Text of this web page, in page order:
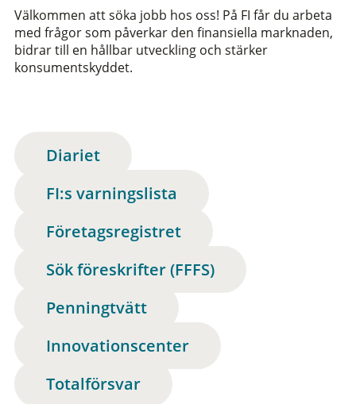
Välkommen att söka jobb hos oss! På FI får du arbeta
med frågor som påverkar den finansiella marknaden,
bidrar till en hållbar utveckling och stärker
konsumentskyddet.
Diariet
FI:s varningslista
Företagsregistret
Sök föreskrifter (FFFS)
Penningtvätt
Innovationscenter
Totalförsvar